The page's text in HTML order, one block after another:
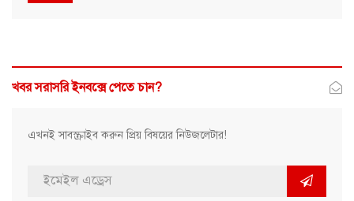
খবর সরাসরি ইনবক্সে পেতে চান?
এখনই সাবস্ক্রাইব করুন প্রিয় বিষয়ের নিউজলেটার!